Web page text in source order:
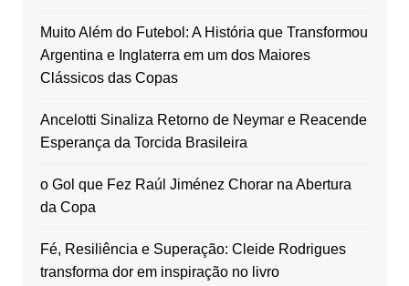
Muito Além do Futebol: A História que Transformou
Argentina e Inglaterra em um dos Maiores
Clássicos das Copas
Ancelotti Sinaliza Retorno de Neymar e Reacende
Esperança da Torcida Brasileira
o Gol que Fez Raúl Jiménez Chorar na Abertura
da Copa
Fé, Resiliência e Superação: Cleide Rodrigues
transforma dor em inspiração no livro